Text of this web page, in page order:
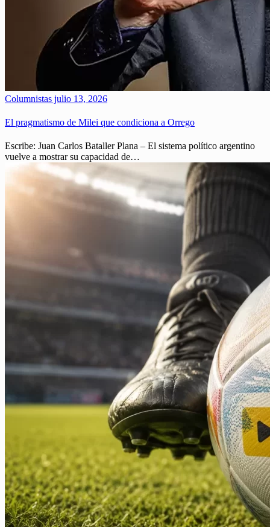
Columnistas julio 13, 2026
El pragmatismo de Milei que condiciona a Orrego
Escribe: Juan Carlos Bataller Plana – El sistema político argentino
vuelve a mostrar su capacidad de…